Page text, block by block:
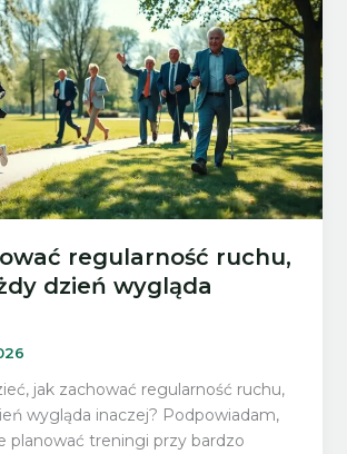
regularność ruchu,
dzień wygląda
jak zachować regularność ruchu,
wygląda inaczej? Podpowiadam,
planować treningi przy bardzo